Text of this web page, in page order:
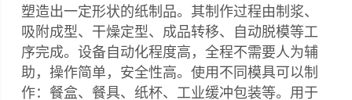
塑造出一定形状的纸制品。其制作过程由制浆、
吸附成型、干燥定型、成品转移、自动脱模等工
序完成。设备自动化程度高，全程不需要人为辅
助，操作简单，安全性高。使用不同模具可以制
作：餐盒、餐具、纸杯、工业缓冲包装等。用于